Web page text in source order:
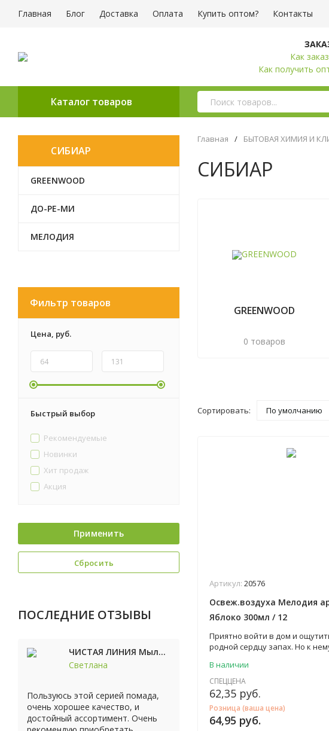
Главная Блог Доставка Оплата Купить оптом? Контакты
Как
Как получить
Каталог товаров
СИБИАР
GREENWOOD
ДО-РЕ-МИ
МЕЛОДИЯ
Фильтр товаров
Цена, руб.
Быстрый выбор
Рекомендуемые
Новинки
Хит продаж
Акция
Применить
Сбросить
ПОСЛЕДНИЕ ОТЗЫВЫ
ЧИСТАЯ ЛИНИЯ Мыло косметическое Персик 90г
Светлана
Пользуюсь этой серией помада,
очень хорошее качество, и
достойный ассортимент. Очень
Главная / БЫТОВАЯ ХИМИЯ И
СИБИАР
GREENWOOD
0 товаров
Сортировать: По умолчанию
Артикул: 20576
Освеж.воздуха Мелодия
Яблоко 300мл / 12
Приятно войти в дом и
родной сердцу запах. Но к
что сильно портит
аромат, который царит в
это залог комфорта и хорошего
настроения! Освежитель
торговой марки «Мелодия
наполнит ваш дом запахом
В наличии
СПЕЦЦЕНА
62,35 руб.
Розница (ваша цена)
64,95 руб.